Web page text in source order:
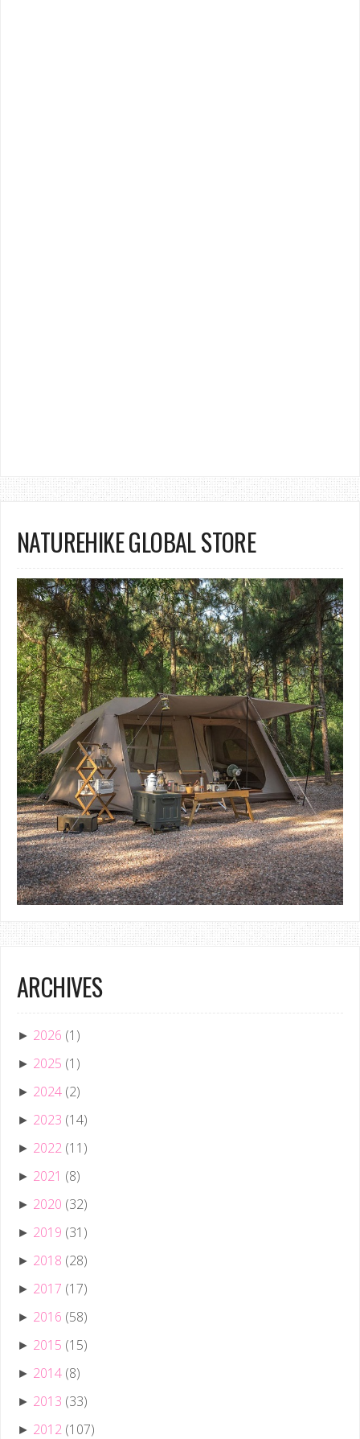
NATUREHIKE GLOBAL STORE
ARCHIVES
► 2026 (1)
► 2025 (1)
► 2024 (2)
► 2023 (14)
► 2022 (11)
► 2021 (8)
► 2020 (32)
► 2019 (31)
► 2018 (28)
► 2017 (17)
► 2016 (58)
► 2015 (15)
► 2014 (8)
► 2013 (33)
► 2012 (107)